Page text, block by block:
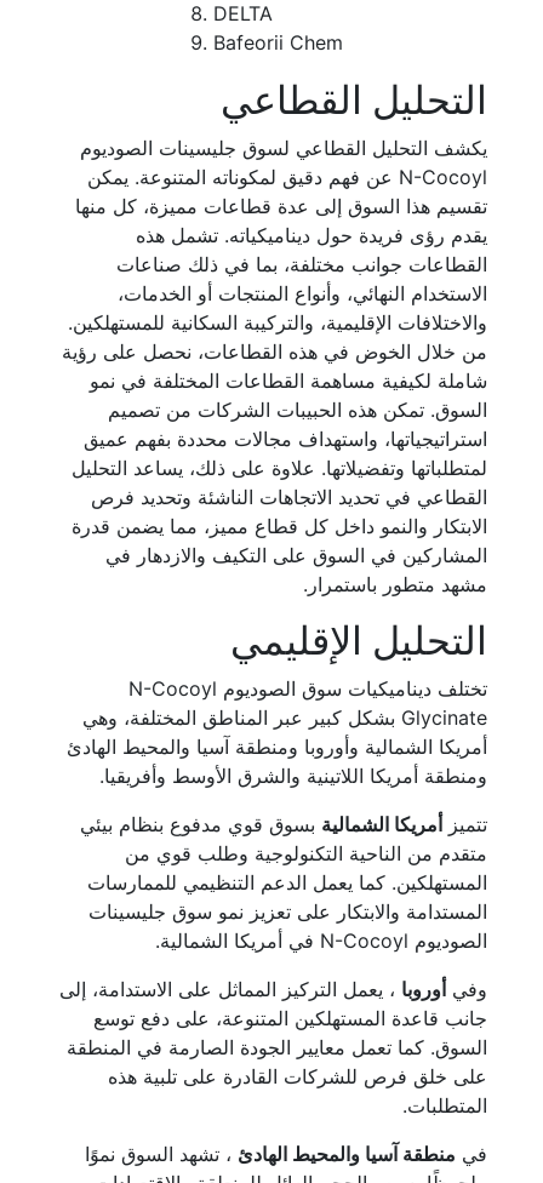
DELTA
Bafeorii Chem
التحليل القطاعي
يكشف التحليل القطاعي لسوق جليسينات الصوديوم
N-Cocoyl عن فهم دقيق لمكوناته المتنوعة. يمكن
تقسيم هذا السوق إلى عدة قطاعات مميزة، كل منها
يقدم رؤى فريدة حول ديناميكياته. تشمل هذه
القطاعات جوانب مختلفة، بما في ذلك صناعات
الاستخدام النهائي، وأنواع المنتجات أو الخدمات،
والاختلافات الإقليمية، والتركيبة السكانية للمستهلكين.
من خلال الخوض في هذه القطاعات، نحصل على رؤية
شاملة لكيفية مساهمة القطاعات المختلفة في نمو
السوق. تمكن هذه الحبيبات الشركات من تصميم
استراتيجياتها، واستهداف مجالات محددة بفهم عميق
لمتطلباتها وتفضيلاتها. علاوة على ذلك، يساعد التحليل
القطاعي في تحديد الاتجاهات الناشئة وتحديد فرص
الابتكار والنمو داخل كل قطاع مميز، مما يضمن قدرة
المشاركين في السوق على التكيف والازدهار في
مشهد متطور باستمرار.
التحليل الإقليمي
تختلف ديناميكيات سوق الصوديوم N-Cocoyl
Glycinate بشكل كبير عبر المناطق المختلفة، وهي
أمريكا الشمالية وأوروبا ومنطقة آسيا والمحيط الهادئ
ومنطقة أمريكا اللاتينية والشرق الأوسط وأفريقيا.
تتميز أمريكا الشمالية بسوق قوي مدفوع بنظام بيئي
متقدم من الناحية التكنولوجية وطلب قوي من
المستهلكين. كما يعمل الدعم التنظيمي للممارسات
المستدامة والابتكار على تعزيز نمو سوق جليسينات
الصوديوم N-Cocoyl في أمريكا الشمالية.
وفي أوروبا ، يعمل التركيز المماثل على الاستدامة، إلى
جانب قاعدة المستهلكين المتنوعة، على دفع توسع
السوق. كما تعمل معايير الجودة الصارمة في المنطقة
على خلق فرص للشركات القادرة على تلبية هذه
المتطلبات.
في منطقة آسيا والمحيط الهادئ ، تشهد السوق نموًا